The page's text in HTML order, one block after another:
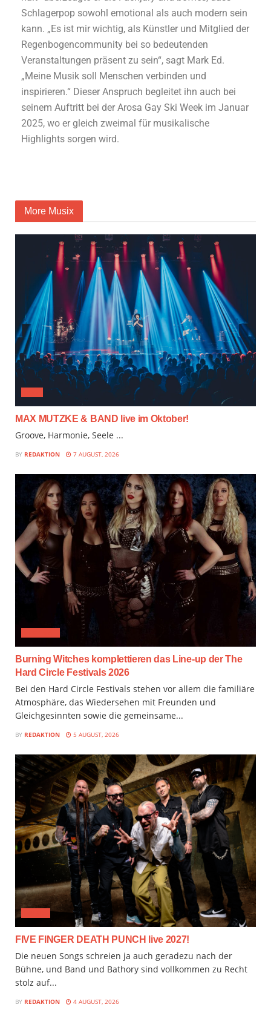
Schlagerpop sowohl emotional als auch modern sein
kann. „Es ist mir wichtig, als Künstler und Mitglied der
Regenbogencommunity bei so bedeutenden
Veranstaltungen präsent zu sein“, sagt Mark Ed.
„Meine Musik soll Menschen verbinden und
inspirieren.“ Dieser Anspruch begleitet ihn auch bei
seinem Auftritt bei der Arosa Gay Ski Week im Januar
2025, wo er gleich zweimal für musikalische
Highlights sorgen wird.
More Musix
MAX MUTZKE & BAND live im Oktober!
Groove, Harmonie, Seele ...
BY REDAKTION 7 AUGUST, 2026
Burning Witches komplettieren das Line-up der The
Hard Circle Festivals 2026
Bei den Hard Circle Festivals stehen vor allem die familiäre
Atmosphäre, das Wiedersehen mit Freunden und
Gleichgesinnten sowie die gemeinsame...
BY REDAKTION 5 AUGUST, 2026
FIVE FINGER DEATH PUNCH live 2027!
Die neuen Songs schreien ja auch geradezu nach der
Bühne, und Band und Bathory sind vollkommen zu Recht
stolz auf...
BY REDAKTION 4 AUGUST, 2026